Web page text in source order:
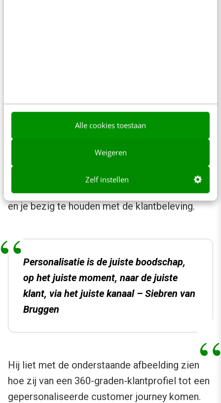
Alle cookies toestaan
Weigeren
Zelf instellen
Wees persoonlijk
Of je nu voor een groot bedrijf werkt of als
zzp’er je klanten bedient, op elk niveau is het
mogelijk om persoonlijk te zijn naar je klanten
en je bezig te houden met de klantbeleving.
Personalisatie is de juiste boodschap,
op het juiste moment, naar de juiste
klant, via het juiste kanaal – Siebren van
Bruggen
Hij liet met de onderstaande afbeelding zien
hoe zij van een 360-graden-klantprofiel tot een
gepersonaliseerde customer journey komen.